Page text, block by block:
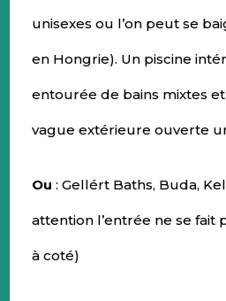
unisexes ou l’on peut se
en Hongrie). Un piscine
entourée de bains mixtes
vague extérieure ouverte
Ou : Gellért Baths, Buda,
attention l’entrée ne se fait
à coté)